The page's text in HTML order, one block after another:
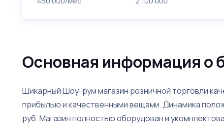
Основная информация о
Шикарный Шоу-рум магазин розничной торговли
прибылью и качественными вещами. Динамика
руб. Магазин полностью оборудован и